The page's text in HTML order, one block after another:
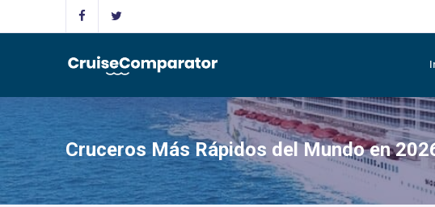
Cruceros Más Rápidos del Mundo en